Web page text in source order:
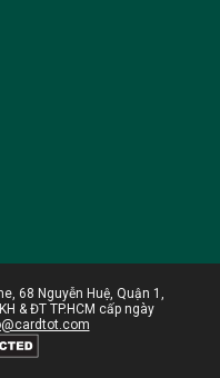
68 Nguyễn Huệ, Quận 1,
& ĐT TP.HCM cấp ngày